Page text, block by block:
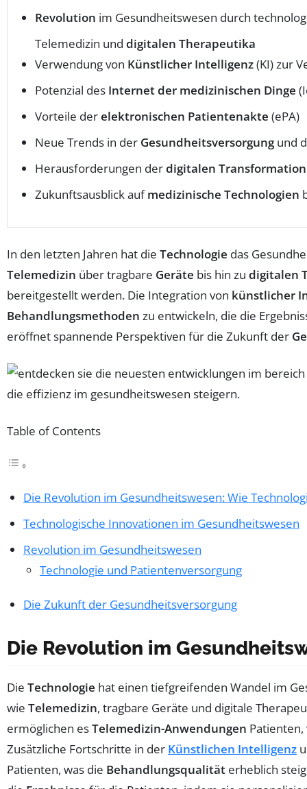
Revolution im Gesundheitswesen durch
Telemedizin und digitalen Therapeutika
Verwendung von Künstlicher Intelligenz(KI) zur
Potenzial des Internet der medizinischen Dinge
Vorteile derelektronischen Patientenakte (ePA)
Neue Trends in der Gesundheitsversorgungund
Herausforderungen derdigitalen Transformation
Zukunftsausblick aufmedizinische Technologien
In den letzten Jahren hat die Technologie das
Telemedizin über tragbare Geräte bis hin zu digitalen
bereitgestellt werden. Die Integration von künstlicher
Behandlungsmethoden zu entwickeln, die die
eröffnet spannende Perspektiven für die Zukunft der
Table of Contents
Die Revolution im Gesundheitswesen: Wie
Technologische Innovationen im Gesundheitswesen
Revolution im Gesundheitswesen
Technologie und Patientenversorgung
Die Zukunft der Gesundheitsversorgung
Die Revolution im
Die Technologie hat einen tiefgreifenden Wandel im
wie Telemedizin, tragbare Geräte und digitale
ermöglichen esTelemedizin-Anwendungen
Zusätzliche Fortschritte in der Künstlichen Intelligenz
Patienten, was die Behandlungsqualität erheblich